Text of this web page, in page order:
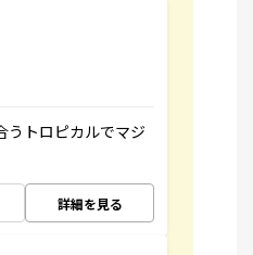
うトロピカルでマジ
詳細を見る